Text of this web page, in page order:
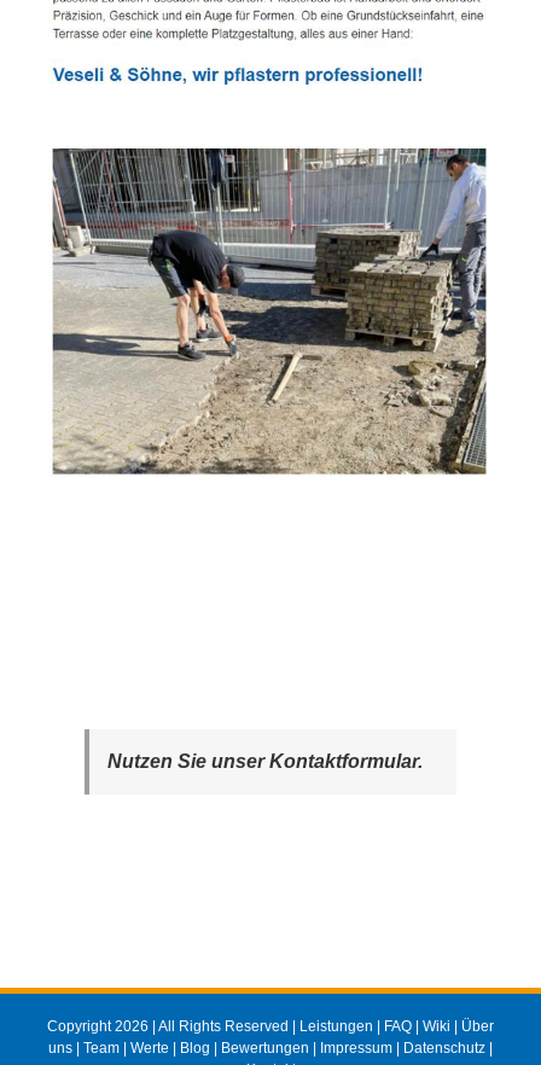
Nutzen Sie unser Kontaktformular.
Copyright 2026 | All Rights Reserved | Leistungen | FAQ | Wiki | Über
uns | Team | Werte | Blog | Bewertungen | Impressum | Datenschutz |